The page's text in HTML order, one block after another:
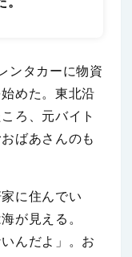
ンタカーに物資
めた。東北沿
ろ、元バイト
ばあさんのも
に住んでい
が見える。
んだよ」。お